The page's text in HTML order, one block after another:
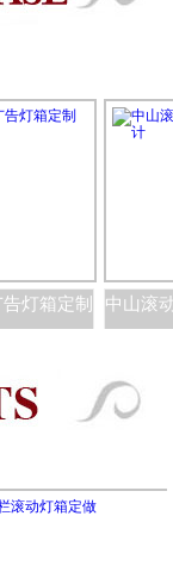
来源等方面来制定您
户降低成本，提高广
灯箱定制